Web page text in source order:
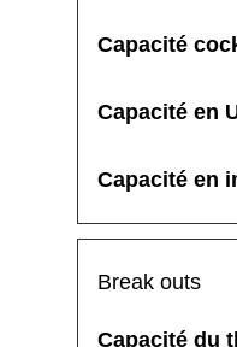
Break outs